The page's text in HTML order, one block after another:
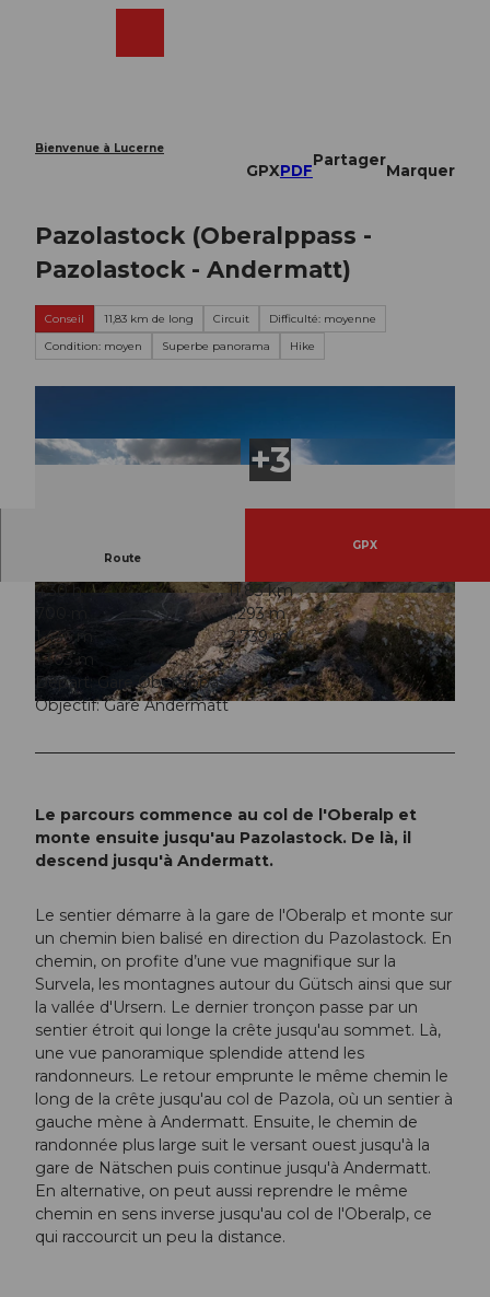
Bienvenue à Lucerne
GPXPDF
Partager
Marquer
Pazolastock (Oberalppass -
Pazolastock - Andermatt)
Conseil 11,83 km de long Circuit
Difficulté: moyenne
Condition: moyen
Superbe panorama Hike
© Andermatt-Urserntal Tourismus GmbH, Ferienregion Andermatt
© Thomas Simmen, Ferienregion Andermatt © Thomas Simmen, Ferienregion Andermatt
Route
GPX
4:30 h
11,83 km
1.293 m
1.436 m
2.739 m
1.303 m
Départ: Gare Oberalppass
Objectif: Gare Andermatt
Le parcours commence au col de l'Oberalp et
monte ensuite jusqu'au Pazolastock. De là, il
descend jusqu'à Andermatt.
Le sentier démarre à la gare de l'Oberalp et monte sur
un chemin bien balisé en direction du Pazolastock. En
chemin, on profite d’une vue magnifique sur la
Survela, les montagnes autour du Gütsch ainsi que sur
la vallée d'Ursern. Le dernier tronçon passe par un
sentier étroit qui longe la crête jusqu'au sommet. Là,
une vue panoramique splendide attend les
randonneurs. Le retour emprunte le même chemin le
long de la crête jusqu'au col de Pazola, où un sentier à
gauche mène à Andermatt. Ensuite, le chemin de
randonnée plus large suit le versant ouest jusqu'à la
gare de Nätschen puis continue jusqu'à Andermatt.
En alternative, on peut aussi reprendre le même
chemin en sens inverse jusqu'au col de l'Oberalp, ce
qui raccourcit un peu la distance.